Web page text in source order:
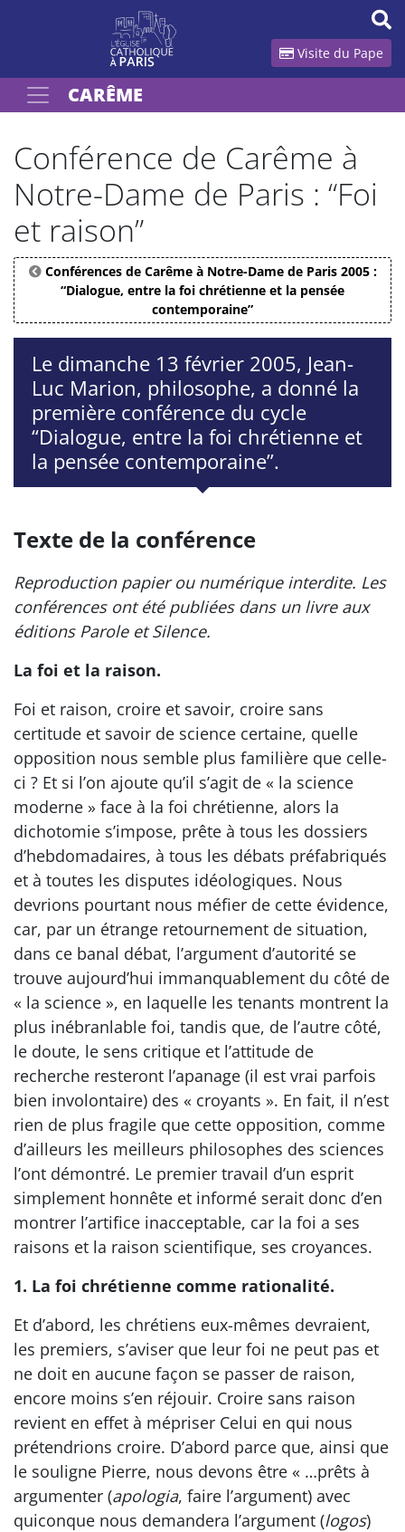
Visite du Pape
Votre recherche
CARÊME
Conférence de Carême à
Notre-Dame de Paris : “Foi
et raison”
Conférences de Carême à Notre-Dame de Paris 2005 :
“Dialogue, entre la foi chrétienne et la pensée
contemporaine”
Le dimanche 13 février 2005, Jean-
Luc Marion, philosophe, a donné la
première conférence du cycle
“Dialogue, entre la foi chrétienne et
la pensée contemporaine”.
Texte de la conférence
Reproduction papier ou numérique interdite. Les
conférences ont été publiées dans un livre aux
éditions Parole et Silence.
La foi et la raison.
Foi et raison, croire et savoir, croire sans
certitude et savoir de science certaine, quelle
opposition nous semble plus familière que celle-
ci ? Et si l’on ajoute qu’il s’agit de « la science
moderne » face à la foi chrétienne, alors la
dichotomie s’impose, prête à tous les dossiers
d’hebdomadaires, à tous les débats préfabriqués
et à toutes les disputes idéologiques. Nous
devrions pourtant nous méfier de cette évidence,
car, par un étrange retournement de situation,
dans ce banal débat, l’argument d’autorité se
trouve aujourd’hui immanquablement du côté de
« la science », en laquelle les tenants montrent la
plus inébranlable foi, tandis que, de l’autre côté,
le doute, le sens critique et l’attitude de
recherche resteront l’apanage (il est vrai parfois
bien involontaire) des « croyants ». En fait, il n’est
rien de plus fragile que cette opposition, comme
d’ailleurs les meilleurs philosophes des sciences
l’ont démontré. Le premier travail d’un esprit
simplement honnête et informé serait donc d’en
montrer l’artifice inacceptable, car la foi a ses
raisons et la raison scientifique, ses croyances.
1. La foi chrétienne comme rationalité.
Et d’abord, les chrétiens eux-mêmes devraient,
les premiers, s’aviser que leur foi ne peut pas et
ne doit en aucune façon se passer de raison,
encore moins s’en réjouir. Croire sans raison
revient en effet à mépriser Celui en qui nous
prétendrions croire. D’abord parce que, ainsi que
le souligne Pierre, nous devons être « …prêts à
argumenter (apologia, faire l’argument) avec
quiconque nous demandera l’argument (logos)
Panneau de gestion des cookies